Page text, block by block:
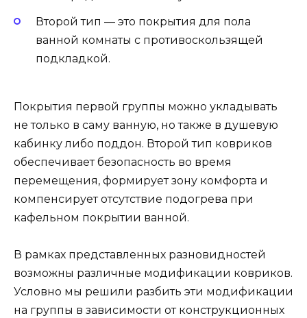
Второй тип — это покрытия для пола
ванной комнаты с противоскользящей
подкладкой.
Покрытия первой группы можно укладывать
не только в саму ванную, но также в душевую
кабинку либо поддон. Второй тип ковриков
обеспечивает безопасность во время
перемещения, формирует зону комфорта и
компенсирует отсутствие подогрева при
кафельном покрытии ванной.
В рамках представленных разновидностей
возможны различные модификации ковриков.
Условно мы решили разбить эти модификации
на группы в зависимости от конструкционных